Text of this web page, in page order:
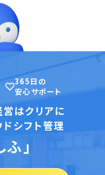
365日の
安心サポート
はクリアに
シフト管理
ふ」